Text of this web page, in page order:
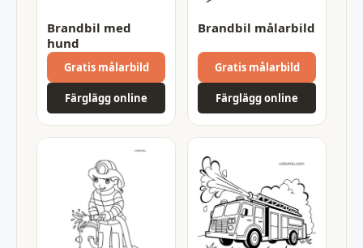
Brandbil med
hund
Gratis målarbild
Färglägg online
Brandbil målarbild
Gratis målarbild
Färglägg online